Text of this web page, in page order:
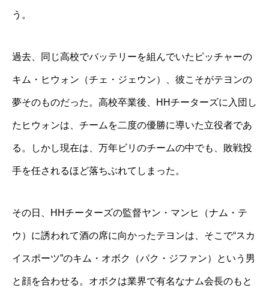
う。
過去、同じ高校でバッテリーを組んでいたピッチャーの
キム・ヒウォン（チェ・ジェウン）、彼こそがテヨンの
夢そのものだった。高校卒業後、HHチーターズに入団し
たヒウォンは、チームを二度の優勝に導いた立役者であ
る。しかし現在は、万年ビリのチームの中でも、敗戦投
手を任されるほど落ちぶれてしまった。
その日、HHチーターズの監督ヤン・マンヒ（ナム・テ
ウ）に誘われて酒の席に向かったテヨンは、そこで“スカ
イスポーツ”のキム・オボク（パク・ジファン）という男
と顔を合わせる。オボクは業界で有名なナム会長のもと